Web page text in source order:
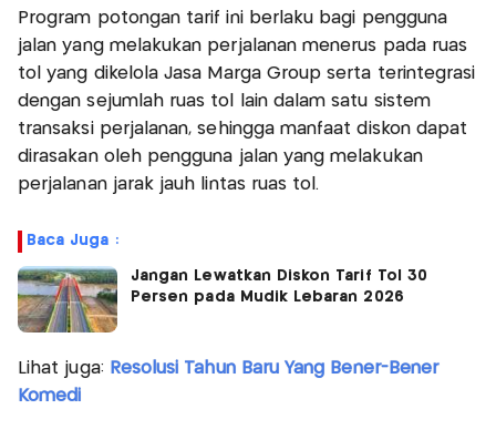
Program potongan tarif ini berlaku bagi pengguna
jalan yang melakukan perjalanan menerus pada ruas
tol yang dikelola Jasa Marga Group serta terintegrasi
dengan sejumlah ruas tol lain dalam satu sistem
transaksi perjalanan, sehingga manfaat diskon dapat
dirasakan oleh pengguna jalan yang melakukan
perjalanan jarak jauh lintas ruas tol.
Baca Juga :
Jangan Lewatkan Diskon Tarif Tol 30
Persen pada Mudik Lebaran 2026
Lihat juga: Resolusi Tahun Baru Yang Bener-Bener
Komedi